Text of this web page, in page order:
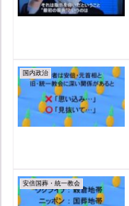
国内政治
安倍国葬・統一教会